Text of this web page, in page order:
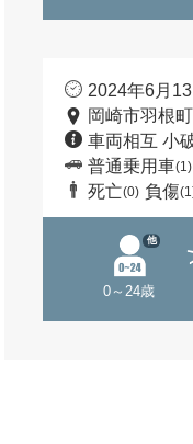
2024年6月
岡崎市羽根
車両相互 小
普通乗用車(1)
死亡(0) 負傷
0～24歳
他